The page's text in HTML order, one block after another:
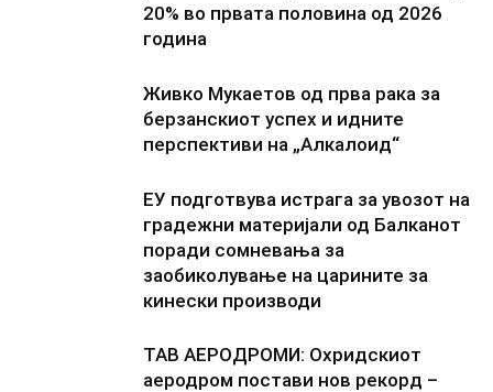
20% во првата половина од 2026
година
Живко Мукаетов од прва рака за
берзанскиот успех и идните
перспективи на „Алкалоид“
ЕУ подготвува истрага за увозот на
градежни материјали од Балканот
поради сомневања за
заобиколување на царините за
кинески производи
ТАВ АЕРОДРОМИ: Охридскиот
аеродром постави нов рекорд –